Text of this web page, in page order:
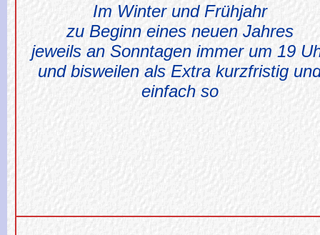
Im Winter und Frühjahr
zu Beginn eines neuen Jahres
jeweils an Sonntagen immer um 19
und bisweilen als Extra kurzfristig
einfach so